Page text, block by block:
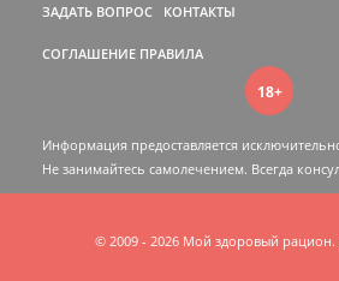
ЗАДАТЬ ВОПРОС КОНТАКТЫ
СОГЛАШЕНИЕ ПРАВИЛА
18+
Информация предоставляется
Не занимайтесь самолечением. Всегда
© 2009 - 2026 Мой здоровый